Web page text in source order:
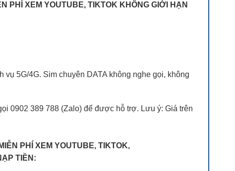
PHÍ XEM YOUTUBE, TIKTOK KHÔNG GIỚI HẠN
5G/4G. Sim chuyên DATA không nghe gọi, không
0902 389 788 (Zalo) để được hỗ trợ. Lưu ý: Giá trên
PHÍ XEM YOUTUBE, TIKTOK,
TIỀN: